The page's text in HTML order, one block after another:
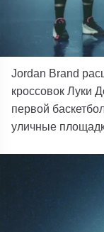
Jordan Brand
кроссовок Луки
первой
уличные